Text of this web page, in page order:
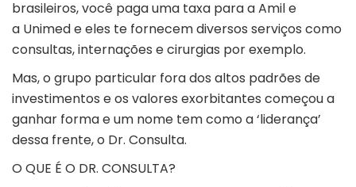
brasileiros, você paga uma taxa para a Amil e
a Unimed e eles te fornecem diversos serviços como
consultas, internações e cirurgias por exemplo.
Mas, o grupo particular fora dos altos padrões de
investimentos e os valores exorbitantes começou a
ganhar forma e um nome tem como a ‘liderança’
dessa frente, o Dr. Consulta.
O QUE É O DR. CONSULTA?